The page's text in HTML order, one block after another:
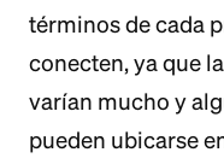
términos de cada
conecten, ya que
varían mucho y
pueden ubicarse